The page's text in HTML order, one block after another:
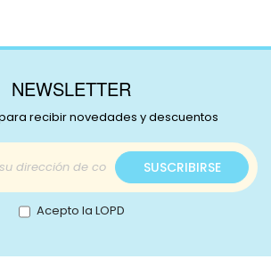
NEWSLETTER
recibir novedades y descuentos
Inscríbase
a
nuestro
boletín
de
SUSCRIBIRSE
Acepto la LOPD